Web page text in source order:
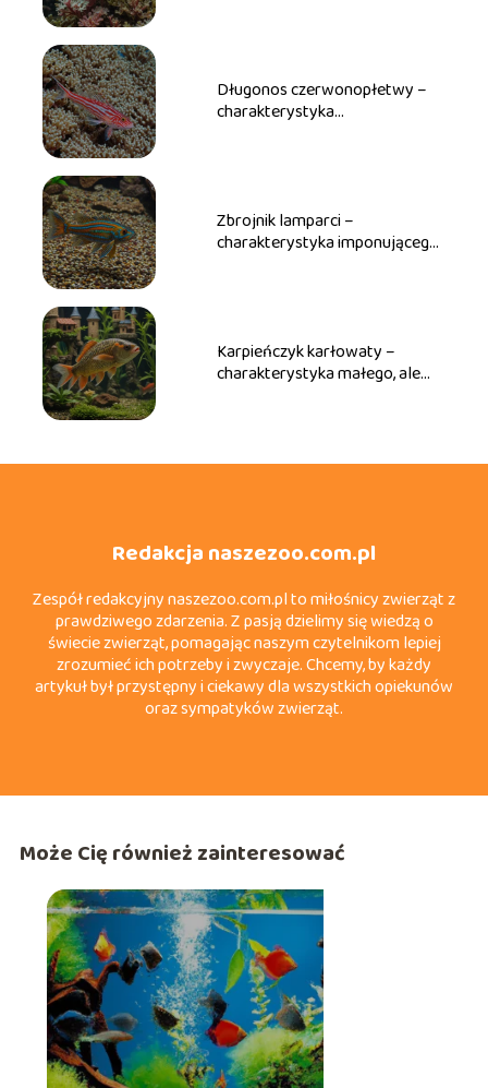
Długonos czerwonopłetwy –
charakterystyka
Zbrojnik lamparci –
charakterystyka imponującego
Karpieńczyk karłowaty –
charakterystyka małego, ale
Redakcja naszezoo.com.pl
Zespół redakcyjny naszezoo.com.pl to miłośnicy zwierząt z
prawdziwego zdarzenia. Z pasją dzielimy się wiedzą o
świecie zwierząt, pomagając naszym czytelnikom lepiej
zrozumieć ich potrzeby i zwyczaje. Chcemy, by każdy
artykuł był przystępny i ciekawy dla wszystkich opiekunów
oraz sympatyków zwierząt.
Może Cię również zainteresować